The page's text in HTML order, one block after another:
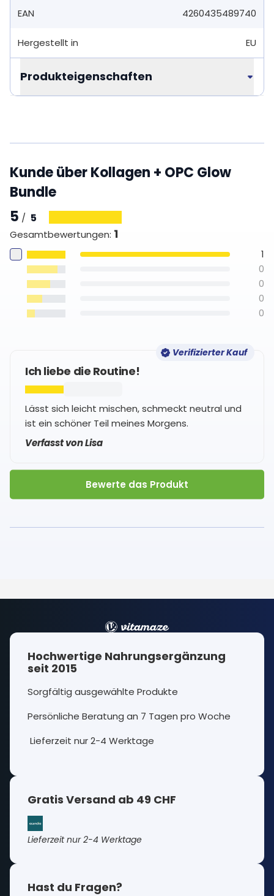
EAN 4260435489740
Hergestellt in EU
Produkteigenschaften
Kunde über Kollagen + OPC Glow
Bundle
5 / 5
Gesamtbewertungen: 1
1
0
0
0
0
Verifizierter Kauf
Ich liebe die Routine!
Lässt sich leicht mischen, schmeckt neutral und
ist ein schöner Teil meines Morgens.
Verfasst von Lisa
Bewerte das Produkt
Hochwertige Nahrungsergänzung
seit 2015
Sorgfältig ausgewählte Produkte
Persönliche Beratung an 7 Tagen pro Woche
Lieferzeit nur 2-4 Werktage
Gratis Versand ab 49 CHF
Lieferzeit nur 2-4 Werktage
Hast du Fragen?